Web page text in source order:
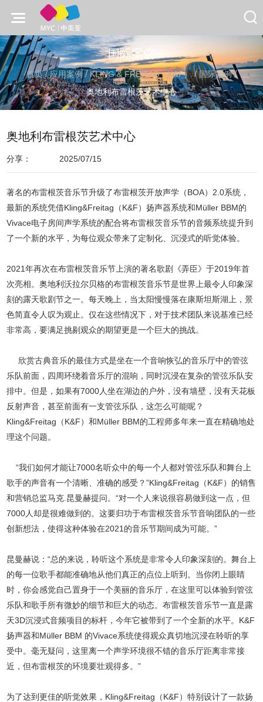
国际案例
首页/应用案例/KLING & FREITAG（K&F）/国际案例/
奥地利布雷根茨艺术中心
奥地利布雷根茨艺术中心
分享： 2025/07/15
著名的布雷根茨音乐节升级了布雷根茨开放声学（BOA）2.0系统，
最新的系统凭借Kling&Freitag（K&F）扬声器系统和Müller BBM的
Vivace电子房间声学系统的配合将布雷根茨音乐节的音频系统提升到
了一个新的水平，为每位观众带来了定制化、沉浸式的听觉体验。
2021年再次在布雷根茨音乐节上演的著名歌剧《弄臣》于2019年首
次亮相。奥地利沃拉尔贝格的布雷根茨音乐节是世界上最令人印象深
刻的露天歌剧节之一。每天晚上，当太阳慢慢落在康斯坦斯湖上，景
色简直令人叹为观止。仅在这些情况下，对于技术团队来说基准已经
非常高，要满足挑剔观众的期望更是一个巨大的挑战。
欣赏古典音乐的最佳方式是坐在一个音响恢弘的音乐厅中的管弦
乐队前面，四周环绕着音乐厅的混响，同时沉浸在复杂的管弦乐队安
排中。但是，如果有7000人坐在湖边的户外，没有墙壁，没有天花板
反射声音，甚至前面有一支管弦乐队，这怎么可能呢？
Kling&Freitag（K&F）和Müller BBM的工程师多年来一直在精确地处
理这个问题。
“我们如何才能让7000名听众中的每一个人都对管弦乐队和舞台上
歌手的声音有一个清晰、准确的感受？”Kling&Freitag（K&F）的销售
和营销总监马克.昆曼赫提问。“对一个人来说很容易做到这一点，但
7000人却是很难做到的。这要归功于布雷根茨音乐节音响团队的一些
创新想法，使得这种体验在2021的音乐节期间成为可能。”
昆曼赫说：“总的来说，聆听这个系统是非常令人印象深刻的。舞台上
的每一位歌手都能准确地从他们真正的点位上听到。当你闭上眼睛
时，你会感觉自己置身于一个美丽的音乐厅，在这里可以体验到管弦
乐队和歌手所有微妙的细节和巨大的动态。布雷根茨音乐节一直是露
天3D沉浸式音频项目的标杆，今年它被带到了一个全新的水平。K&F
扬声器和Müller BBM 的Vivace系统使得观众真切地沉浸在聆听的享
受中。毫无疑问，这里离一个声学环境很不错的音乐厅距离非常接
近，但布雷根茨的环境要壮观得多。”
为了达到更佳的听觉效果，Kling&Freitag（K&F）特别设计了一款扬